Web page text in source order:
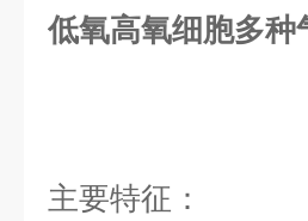
低氧高氧细胞多种
主要特征：